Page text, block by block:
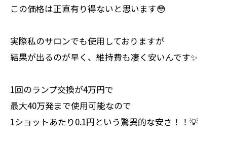
この価格は正直有り得ないと思います😳
実際私のサロンでも使用しておりますが
結果が出るのが早く、維持費も凄く安いんです✨
1回のランプ交換が4万円で
最大40万発まで使用可能なので
1ショットあたり0.1円という驚異的な安さ！！💡